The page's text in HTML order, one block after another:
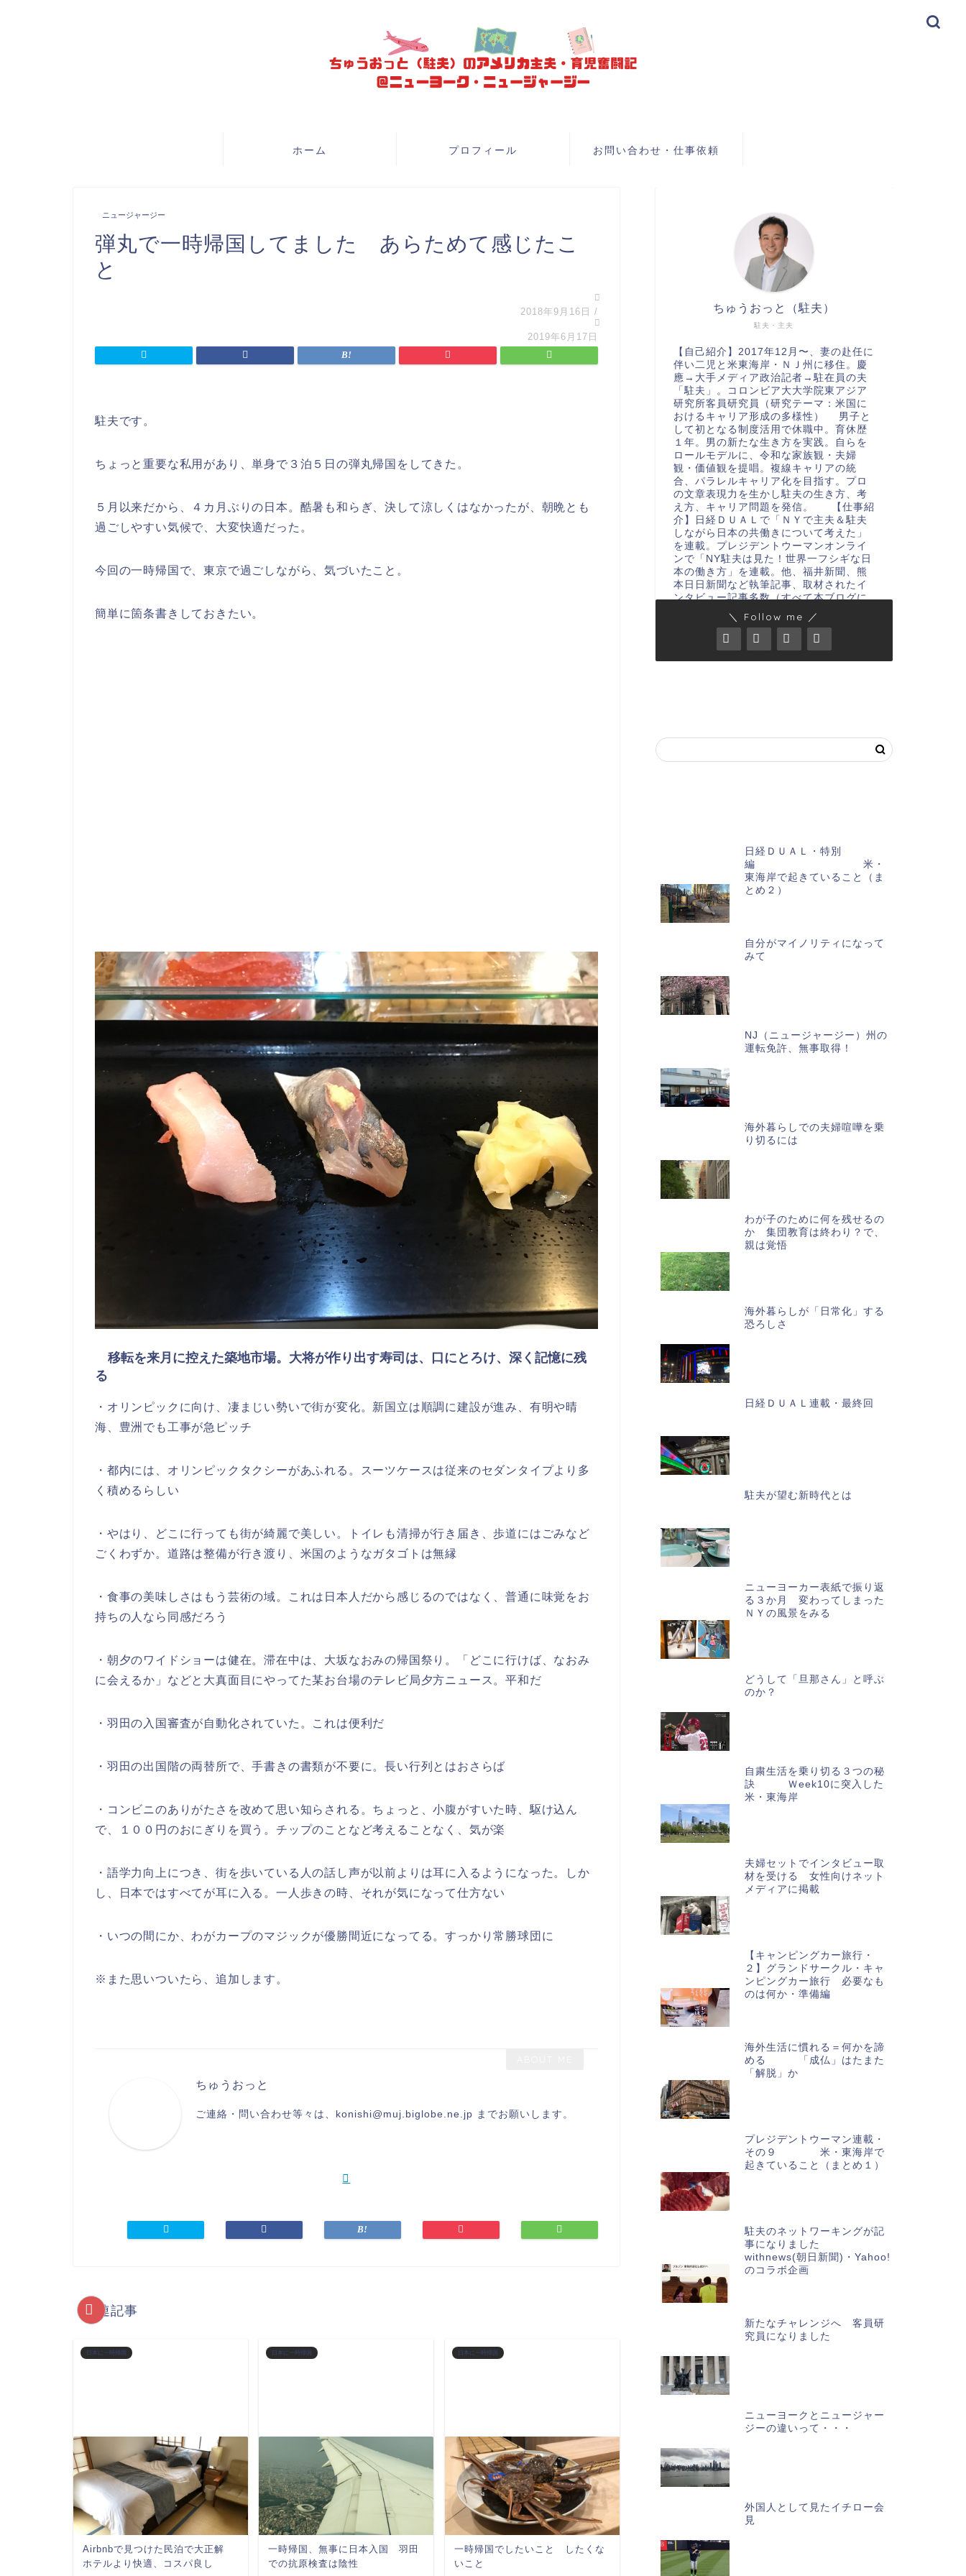
ホーム プロフィール お問い合わせ・仕事依頼
ニュージャージー
弾丸で一時帰国してました あらためて感じたこ
と
2018年9月16日 /
2019年6月17日
駐夫です。
ちょっと重要な私用があり、単身で３泊５日の弾丸帰国をしてきた。
５月以来だから、４カ月ぶりの日本。酷暑も和らぎ、決して涼しくはなかったが、朝晩とも
過ごしやすい気候で、大変快適だった。
今回の一時帰国で、東京で過ごしながら、気づいたこと。
簡単に箇条書きしておきたい。
移転を来月に控えた築地市場。大将が作り出す寿司は、口にとろけ、深く記憶に残
る
・オリンピックに向け、凄まじい勢いで街が変化。新国立は順調に建設が進み、有明や晴
海、豊洲でも工事が急ピッチ
・都内には、オリンピックタクシーがあふれる。スーツケースは従来のセダンタイプより多
く積めるらしい
・やはり、どこに行っても街が綺麗で美しい。トイレも清掃が行き届き、歩道にはごみなど
ごくわずか。道路は整備が行き渡り、米国のようなガタゴトは無縁
・食事の美味しさはもう芸術の域。これは日本人だから感じるのではなく、普通に味覚をお
持ちの人なら同感だろう
・朝夕のワイドショーは健在。滞在中は、大坂なおみの帰国祭り。「どこに行けば、なおみ
に会えるか」などと大真面目にやってた某お台場のテレビ局夕方ニュース。平和だ
・羽田の入国審査が自動化されていた。これは便利だ
・羽田の出国階の両替所で、手書きの書類が不要に。長い行列とはおさらば
・コンビニのありがたさを改めて思い知らされる。ちょっと、小腹がすいた時、駆け込ん
で、１００円のおにぎりを買う。チップのことなど考えることなく、気が楽
・語学力向上につき、街を歩いている人の話し声が以前よりは耳に入るようになった。しか
し、日本ではすべてが耳に入る。一人歩きの時、それが気になって仕方ない
・いつの間にか、わがカープのマジックが優勝間近になってる。すっかり常勝球団に
※また思いついたら、追加します。
ちゅうおっと
ご連絡・問い合わせ等々は、konishi@muj.biglobe.ne.jp までお願いします。
関連記事
日本に一時帰国
Airbnbで見つけた民泊で大正解
ホテルより快適、コスパ良し
日本に一時帰国
一時帰国、無事に日本入国 羽田
での抗原検査は陰性
日本に一時帰国
一時帰国でしたいこと したくな
いこと
駐夫・主夫
ちゅうおっと（駐夫）
【自己紹介】2017年12月〜、妻の赴任に
伴い二児と米東海岸・ＮＪ州に移住。慶
應→大手メディア政治記者→駐在員の夫
「駐夫」。コロンビア大大学院東アジア
研究所客員研究員（研究テーマ：米国に
おけるキャリア形成の多様性） 男子と
して初となる制度活用で休職中。育休歴
１年。男の新たな生き方を実践。自らを
ロールモデルに、令和な家族観・夫婦
観・価値観を提唱。複線キャリアの統
合、パラレルキャリア化を目指す。プロ
の文章表現力を生かし駐夫の生き方、考
え方、キャリア問題を発信。 【仕事紹
介】日経ＤＵＡＬで「ＮＹで主夫＆駐夫
しながら日本の共働きについて考えた」
を連載。プレジデントウーマンオンライ
ンで「NY駐夫は見た！世界一フシギな日
本の働き方」を連載。他、福井新聞、熊
本日日新聞など執筆記事、取材されたイ
ンタビュー記事多数（すべて本ブログに
格納） 仕事依頼・問い合わせ・連絡
は、konishi@muj.biglobe.ne.jpまでお
願いします。
＼ Follow me ／
日経ＤＵＡＬ・特別
編 米・
東海岸で起きていること（ま
とめ２）
自分がマイノリティになって
みて
NJ（ニュージャージー）州の
運転免許、無事取得！
海外暮らしでの夫婦喧嘩を乗
り切るには
わが子のために何を残せるの
か 集団教育は終わり？で、
親は覚悟
海外暮らしが「日常化」する
恐ろしさ
日経ＤＵＡＬ連載・最終回
駐夫が望む新時代とは
ニューヨーカー表紙で振り返
る３か月 変わってしまった
ＮＹの風景をみる
どうして「旦那さん」と呼ぶ
のか？
自粛生活を乗り切る３つの秘
訣 Ｗeek10に突入した
米・東海岸
夫婦セットでインタビュー取
材を受ける 女性向けネット
メディアに掲載
【キャンピングカー旅行・
２】グランドサークル・キャ
ンピングカー旅行 必要なも
のは何か・準備編
海外生活に慣れる＝何かを諦
める 「成仏」はたまた
「解脱」か
プレジデントウーマン連載・
その９ 米・東海岸で
起きていること（まとめ１）
駐夫のネットワーキングが記
事になりました
withnews(朝日新聞)・Yahoo!
のコラボ企画
新たなチャレンジへ 客員研
究員になりました
ニューヨークとニュージャー
ジーの違いって・・・
外国人として見たイチロー会
見